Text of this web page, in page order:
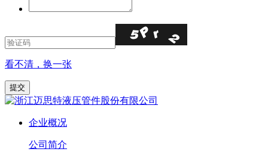
看不清，换一张
企业概况
公司简介